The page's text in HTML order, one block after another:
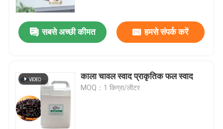
वी.आर. शो
हमारे बारे में
गुणवत्ता नियंत्रण
सबसे अच्छी कीमत हमसे संपर्क करें
काला चावल स्वाद प्राकृतिक फल स्वाद
MOQ：1 किग्रा/लीटर